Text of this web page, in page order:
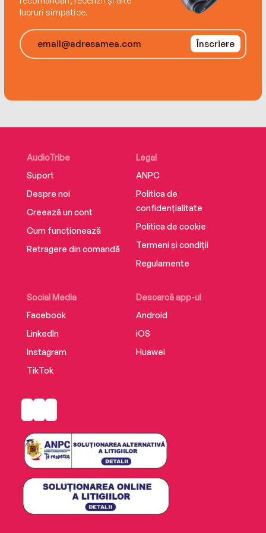
lucruri simpatice.
Înscriere
AudioTribe
Suport
Despre noi
Creează un cont
Cum funcționează
Retragere din comandă
Social Media
Facebook
LinkedIn
Instagram
TikTok
Descarcă app-ul
Android
iOS
Huawei
Legal
ANPC
Politica de
confidențialitate
Politica de cookie
Termeni și condiții
Regulamente